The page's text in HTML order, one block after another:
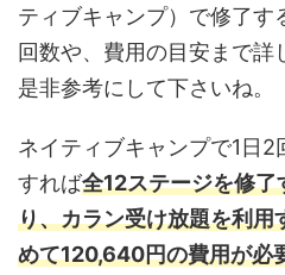
ティブキャンプ）で修了す
回数や、費用の目安まで詳
是非参考にして下さいね。
ネイティブキャンプで1日
すれば全12ステージを修
り、カラン受け放題を利用
めて120,640円の費用が必